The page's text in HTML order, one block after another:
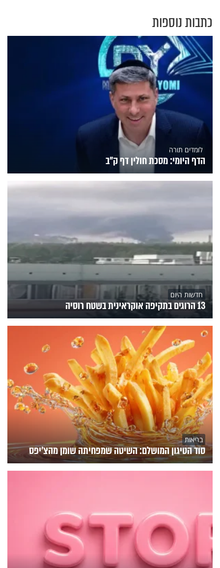
כתבות נוספות
לומדים תורה
הדף היומי: מסכת חולין דף ק"ב
חדשות היום
13 הרוגים בתקיפה אוקראינית בשטח רוסיה
בריאות
סוד הטיגון המושלם: השיטה שמפחיתה שומן מהצ'יפס